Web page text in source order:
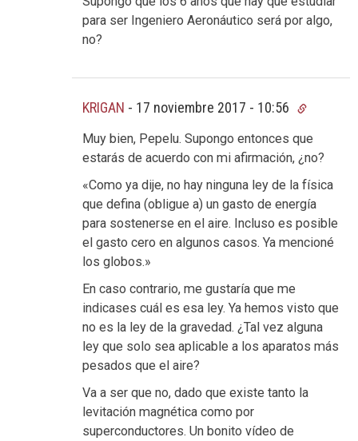
para ser Ingeniero Aeronáutico será por algo,
no?
KRIGAN - 17 noviembre 2017 - 10:56
Muy bien, Pepelu. Supongo entonces que
estarás de acuerdo con mi afirmación, ¿no?
«Como ya dije, no hay ninguna ley de la física
que defina (obligue a) un gasto de energía
para sostenerse en el aire. Incluso es posible
el gasto cero en algunos casos. Ya mencioné
los globos.»
En caso contrario, me gustaría que me
indicases cuál es esa ley. Ya hemos visto que
no es la ley de la gravedad. ¿Tal vez alguna
ley que solo sea aplicable a los aparatos más
pesados que el aire?
Va a ser que no, dado que existe tanto la
levitación magnética como por
superconductores. Un bonito vídeo de